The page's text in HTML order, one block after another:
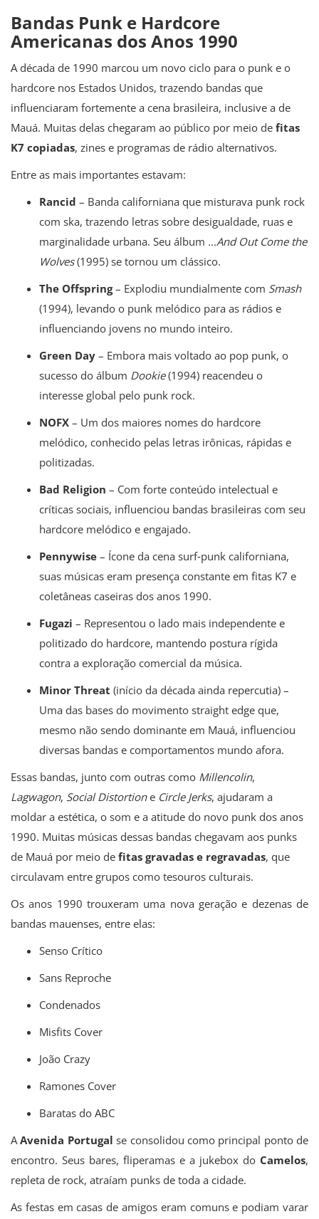
Bandas Punk e Hardcore
Americanas dos Anos 1990
A década de 1990 marcou um novo ciclo para o punk e o
hardcore nos Estados Unidos, trazendo bandas que
influenciaram fortemente a cena brasileira, inclusive a de
Mauá. Muitas delas chegaram ao público por meio de fitas
K7 copiadas, zines e programas de rádio alternativos.
Entre as mais importantes estavam:
Rancid – Banda californiana que misturava punk rock
com ska, trazendo letras sobre desigualdade, ruas e
marginalidade urbana. Seu álbum …And Out Come the
Wolves(1995) se tornou um clássico.
The Offspring– Explodiu mundialmente com Smash
(1994), levando o punk melódico para as rádios e
influenciando jovens no mundo inteiro.
Green Day – Embora mais voltado ao pop punk, o
sucesso do álbum Dookie(1994) reacendeu o
interesse global pelo punk rock.
NOFX – Um dos maiores nomes do hardcore
melódico, conhecido pelas letras irônicas, rápidas e
politizadas.
Bad Religion – Com forte conteúdo intelectual e
críticas sociais, influenciou bandas brasileiras com seu
hardcore melódico e engajado.
Pennywise – Ícone da cena surf‐punk californiana,
suas músicas eram presença constante em fitas K7 e
coletâneas caseiras dos anos 1990.
Fugazi – Representou o lado mais independente e
politizado do hardcore, mantendo postura rígida
contra a exploração comercial da música.
Minor Threat (início da década ainda repercutia) –
Uma das bases do movimento straight edge que,
mesmo não sendo dominante em Mauá, influenciou
diversas bandas e comportamentos mundo afora.
Essas bandas, junto com outras como Millencolin,
Lagwagon, Social Distortione Circle Jerks, ajudaram a
moldar a estética, o som e a atitude do novo punk dos anos
1990. Muitas músicas dessas bandas chegavam aos punks
de Mauá por meio de fitas gravadas e regravadas, que
circulavam entre grupos como tesouros culturais.
Os anos 1990 trouxeram uma nova geração e dezenas de
bandas mauenses, entre elas:
Senso Crítico
Sans Reproche
Condenados
Misfits Cover
João Crazy
Ramones Cover
Baratas do ABC
AAvenida Portugal se consolidou como principal ponto de
encontro. Seus bares, fliperamas e a jukebox do Camelos,
repleta de rock, atraíam punks de toda a cidade.
As festas em casas de amigos eram comuns e podiam varar